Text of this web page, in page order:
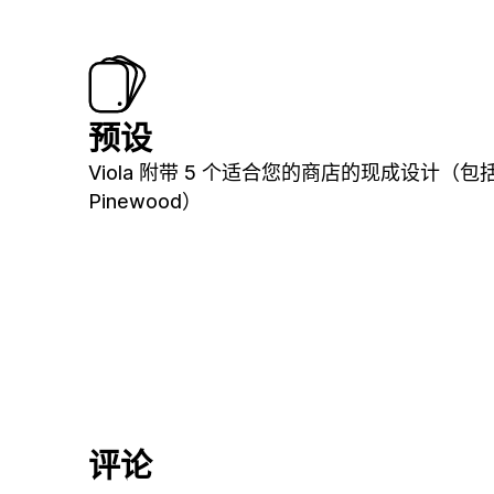
预设
Viola 附带 5 个适合您的商店的现成设计（包
Pinewood）
评论